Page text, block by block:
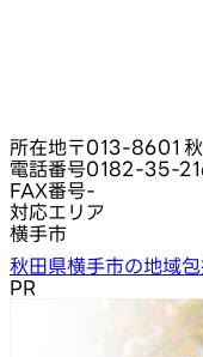
所在地〒013-8601
電話番号0182-35-
FAX番号-
対応エリア
横手市
秋田県横手市の地域
PR